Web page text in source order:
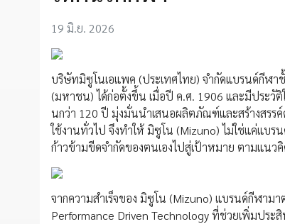
19 มิ.ย. 2026
บริษัทมิซูโนเอแพค (ประเทศไทย) จำกัดแบรนด์กีฬ
(มหาชน) ได้ก่อตั้งขึ้น เมื่อปี ค.ศ. 1906 และมีประวั
นกว่า 120 ปี มุ่งมั่นนำเสนอผลิตภัณฑ์และสร้างสรร
ใช้งานทั่วไป จึงทำให้ มิซูโน (Mizuno) ไม่ใช่แค่แ
ก้าวข้ามขีดจำกัดของตนเองไปสู่เป้าหมาย ตามแนว
จากความสำเร็จของ มิซูโน (Mizuno) แบรนด์กีฬา
Performance Driven Technology ที่ช่วยเพิ่มประ